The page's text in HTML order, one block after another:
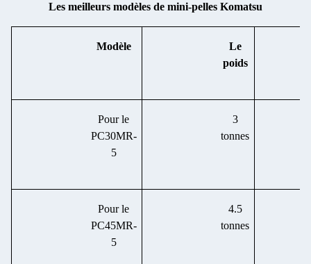
Les meilleurs modèles de mini-pelles Komatsu
Modèle
Le
poids
Pour le
PC30MR-
5
3
tonnes
Pour le
PC45MR-
5
4.5
tonnes